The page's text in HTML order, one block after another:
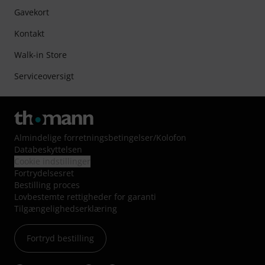
Gavekort
Kontakt
Walk-in Store
Serviceoversigt
Almindelige forretningsbetingelser/Kolofon
Databeskyttelsen
Fortrydelsesret
Bestilling proces
Lovbestemte rettigheder for garanti
Tilgængelighedserklæring
Fortryd bestilling